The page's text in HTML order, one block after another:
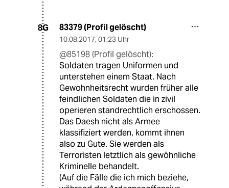
8G 83379 (Profil gelöscht)
10.08.2017, 01:23 Uhr
@85198 (Profil gelöscht):
Soldaten tragen Uniformen und
unterstehen einem Staat. Nach
Gewohnheitsrecht wurden früher alle
feindlichen Soldaten die in zivil
operieren standrechtlich erschossen.
Das Daesh nicht als Armee
klassifiziert werden, kommt ihnen
also zu Gute. Sie werden als
Terroristen letztlich als gewöhnliche
Kriminelle behandelt.
(Auf die Fälle die ich mich beziehe,